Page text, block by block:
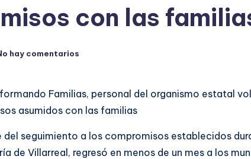
con las
hay comentarios
Familias, personal del organismo estatal
asumidos con las familias
seguimiento a los compromisos establecidos
de Villarreal, regresó en menos de un mes a los